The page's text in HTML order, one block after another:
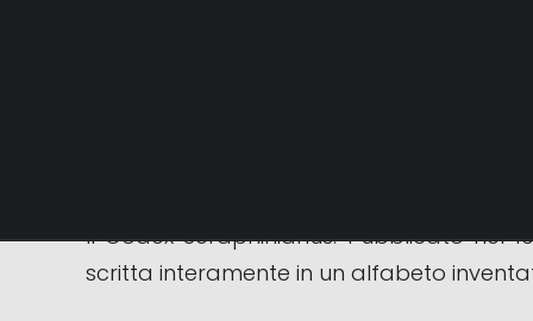
Luigi Serafini (Roma, 1947) è un
La sua figura è principalmente legata a
Il Codex Seraphinianus: Pubblicato nel
scritta interamente in un alfabeto